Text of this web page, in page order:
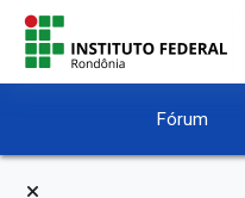
Ir para o conteúdo principal
Fórum